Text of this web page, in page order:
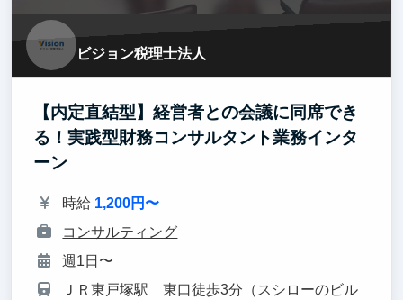
ビジョン税理士法人
【内定直結型】経営者との会議に同席でき
る！実践型財務コンサルタント業務インタ
ーン
時給 1,200円〜
コンサルティング
週1日〜
ＪＲ東戸塚駅 東口徒歩3分（スシローのビル